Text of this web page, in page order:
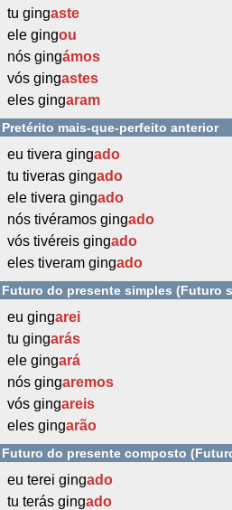
tu gingaste
ele gingou
nós gingámos
vós gingastes
eles gingaram
Pretérito mais-que-perfeito anterior
eu tivera gingado
tu tiveras gingado
ele tivera gingado
nós tivéramos gingado
vós tivéreis gingado
eles tiveram gingado
Futuro do presente simples (Futuro
eu gingarei
tu gingarás
ele gingará
nós gingaremos
vós gingareis
eles gingarão
Futuro do presente composto
eu terei gingado
tu terás gingado